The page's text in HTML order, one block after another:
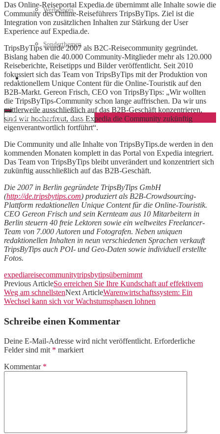
Werbespots
Sonderthemen
Geschäftskonto eröffnen
Das Online-Reiseportal Expedia.de übernimmt alle Inhalte sowie die
Community des Online-Reiseführers TripsByTips. Ziel ist die
Integration von zusätzlichen Inhalten zur Stärkung der User
Experience auf Expedia.de.
TripsByTips wurde 2007 als B2C-Reisecommunity gegründet.
Bislang haben die 40.000 Community-Mitglieder mehr als 120.000
Reiseberichte, Reisetipps und Bilder veröffentlicht. Seit 2010
fokussiert sich das Team von TripsByTips mit der Produktion von
redaktionellem Unique Content für die Online-Touristik auf den
B2B-Markt. Gereon Frisch, CEO von TripsByTips: „Wir wollten
die TripsByTips-Community schon lange auffrischen. Da wir uns
mittlerweile ausschließlich auf das B2B-Geschäft konzentrieren,
sind wir hocherfreut, dass Expedia die Community zukünftig
eigenverantwortlich fortführt“.
Die Community und alle Inhalte von TripsByTips.de werden in den
kommenden Monaten komplett in das Portal von Expedia integriert.
Das Team von TripsByTips bleibt unverändert und konzentriert sich
zukünftig ausschließlich auf das B2B-Geschäft.
Die 2007 in Berlin gegründete TripsByTips GmbH
(http://de.tripsbytips.com) produziert als B2B-Crowdsourcing-
Plattform redaktionellen Unique Content für die Online-Touristik.
CEO Gereon Frisch und sein Kernteam aus 10 Mitarbeitern in
Berlin steuern 40 freie Lektoren sowie ein weltweites Freelancer-
Team von 7.000 Autoren und Fotografen. Neben uniquen
redaktionellen Inhalten in neun verschiedenen Sprachen verkauft
TripsByTips auch POI- und Geo-Daten sowie individuell erstellte
Fotos.
expediareisecommunitytripsbytipsübernimmt
Previous ArticleSo erreichen Sie Ihre Kundschaft auf effektivem
Weg am schnellstenNext ArticleWarenwirtschaftssystem: Ein
Wechsel kann sich vor Wachstumsphasen lohnen
Schreibe einen Kommentar
Deine E-Mail-Adresse wird nicht veröffentlicht. Erforderliche
Felder sind mit * markiert
Kommentar *